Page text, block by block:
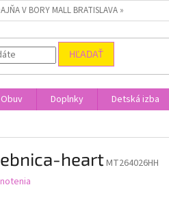
V BORY MALL BRATISLAVA »
HĽADAŤ
Obuv Doplnky Detská izba
heartMT264026HH